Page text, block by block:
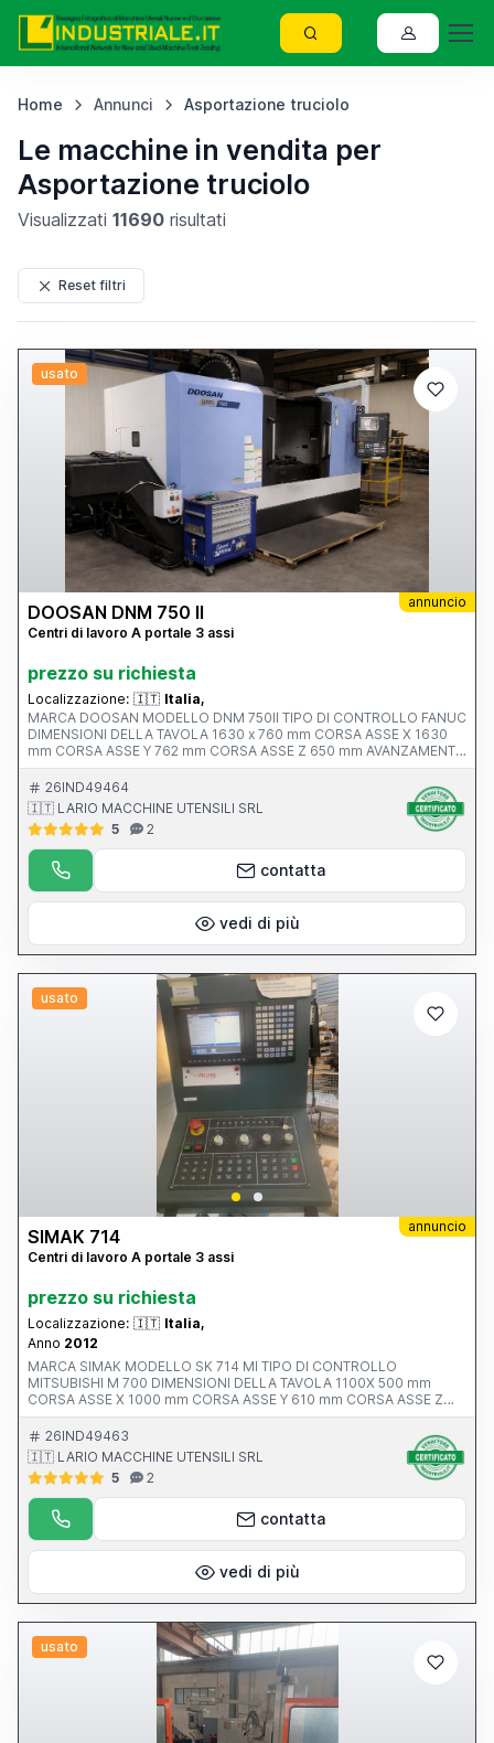
Home Annunci Asportazione truciolo
Le macchine in vendita per
Asportazione truciolo
Visualizzati 11690 risultati
Reset filtri
usato
annuncio
DOOSAN DNM 750 II
Centri di lavoro A portale 3 assi
prezzo su richiesta
Localizzazione: 🇮🇹 Italia,
MARCA DOOSAN MODELLO DNM 750II TIPO DI CONTROLLO FANUC
DIMENSIONI DELLA TAVOLA 1630 x 760 mm CORSA ASSE X 1630
mm CORSA ASSE Y 762 mm CORSA ASSE Z 650 mm AVANZAMENTO
RAPIDO ASSI X-Y-Z ATTACCO MANDRINO Iso 40 VELOCITA’
MANDRINO 12.000 rpm ANNO V MACCHINA CE 2017 PESO 13500
KG
26IND49464
🇮🇹 LARIO MACCHINE UTENSILI SRL
5
2
contatta
vedi di più
usato
annuncio
SIMAK 714
Centri di lavoro A portale 3 assi
prezzo su richiesta
Localizzazione: 🇮🇹 Italia,
Anno 2012
MARCA SIMAK MODELLO SK 714 MI TIPO DI CONTROLLO
MITSUBISHI M 700 DIMENSIONI DELLA TAVOLA 1100X 500 mm
CORSA ASSE X 1000 mm CORSA ASSE Y 610 mm CORSA ASSE Z
550 mm AVANZAMENTO RAPIDO ASSI X-Y-Z ATTACCO MANDRINO
POTENZA MOTORE MANDRINO 10.0000 rpm ANNO V MACCHINA
CE 2012 INGOMBRI 2100x2400x2500 mm PESO 5500 kg
ACCESSORI NOTE ALTA PRESSIONE 20 BAR
26IND49463
🇮🇹 LARIO MACCHINE UTENSILI SRL
5
2
contatta
vedi di più
usato